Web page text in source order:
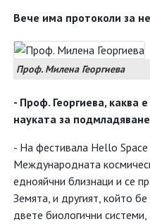
Вече има протоколи за
Проф. Милена Георгиева
- Проф. Георгиева, каква
науката за
- На фестивала Hello
Международната
еднояйчни близнаци и се
Земята, и другият, който
двете биологични